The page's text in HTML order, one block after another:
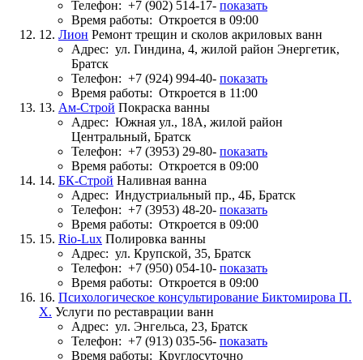
Телефон: +7 (902) 514-17- показать
Время работы: Откроется в 09:00
12. Лион Ремонт трещин и сколов акриловых ванн
Адрес: ул. Гиндина, 4, жилой район Энергетик,
Братск
Телефон: +7 (924) 994-40- показать
Время работы: Откроется в 11:00
13. Ам-Строй Покраска ванны
Адрес: Южная ул., 18А, жилой район
Центральный, Братск
Телефон: +7 (3953) 29-80- показать
Время работы: Откроется в 09:00
14. БК-Строй Наливная ванна
Адрес: Индустриальный пр., 4Б, Братск
Телефон: +7 (3953) 48-20- показать
Время работы: Откроется в 09:00
15. Rio-Lux Полировка ванны
Адрес: ул. Крупской, 35, Братск
Телефон: +7 (950) 054-10- показать
Время работы: Откроется в 09:00
16. Психологическое консультирование Биктомирова П.
Х. Услуги по реставрации ванн
Адрес: ул. Энгельса, 23, Братск
Телефон: +7 (913) 035-56- показать
Время работы: Круглосуточно